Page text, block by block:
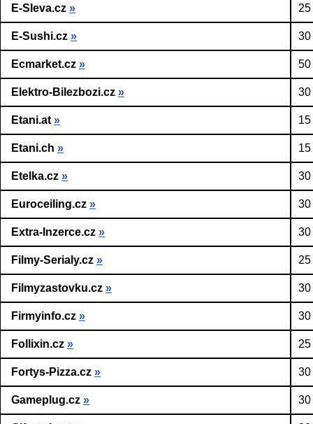
E-Sleva.cz »
E-Sushi.cz » 30
Ecmarket.cz » 50
Elektro-Bilezbozi.cz » 30
Etani.at »
Etani.ch »
Etelka.cz » 30
Euroceiling.cz » 30
Extra-Inzerce.cz » 30
Filmy-Serialy.cz »
Filmyzastovku.cz » 30
Firmyinfo.cz » 30
Follixin.cz »
Fortys-Pizza.cz » 30
Gameplug.cz » 30